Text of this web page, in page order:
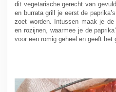
dit vegetarische gerecht van
en burrata grill je eerst de
zoet worden. Intussen maak je
en rozijnen, waarmee je de
voor een romig geheel en geeft het